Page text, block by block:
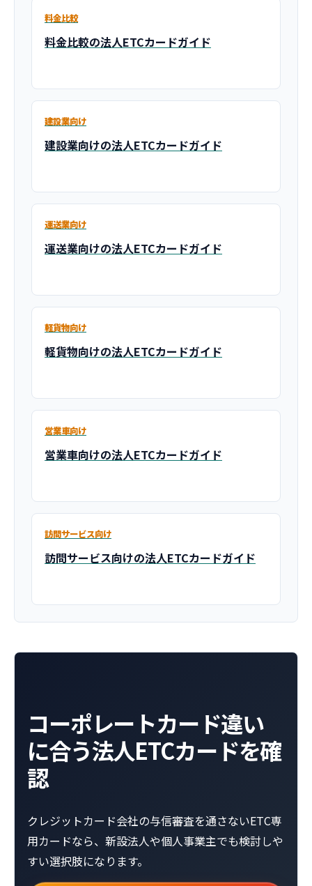
料金比較
料金比較の法人ETCカードガイド
建設業向け
建設業向けの法人ETCカードガイド
運送業向け
運送業向けの法人ETCカードガイド
軽貨物向け
軽貨物向けの法人ETCカードガイド
営業車向け
営業車向けの法人ETCカードガイド
訪問サービス向け
訪問サービス向けの法人ETCカードガイド
コーポレートカード違い
に合う法人ETCカードを確
認
クレジットカード会社の与信審査を通さないETC専
用カードなら、新設法人や個人事業主でも検討しや
すい選択肢になります。